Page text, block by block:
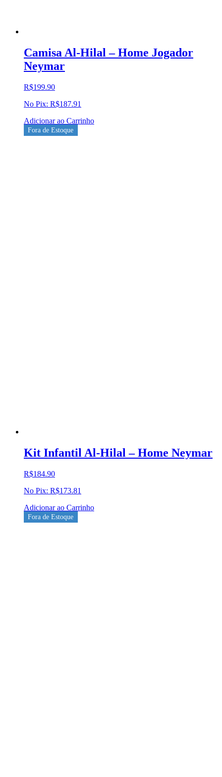
Camisa Al-Hilal – Home Jogador
Neymar
R$199.90
No Pix: R$187.91
Adicionar ao Carrinho
Fora de Estoque
Kit Infantil Al-Hilal – Home Neymar
R$184.90
No Pix: R$173.81
Adicionar ao Carrinho
Fora de Estoque